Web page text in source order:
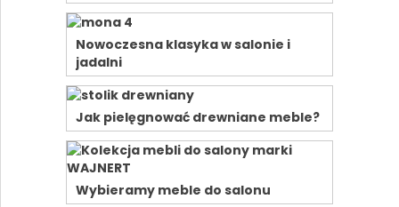
Nowoczesna klasyka w salonie i
jadalni
Jak pielęgnować drewniane meble?
Wybieramy meble do salonu